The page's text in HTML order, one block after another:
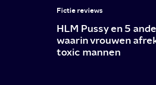
Fictie reviews
HLM Pussy en 5
waarin vrouwen
toxic mannen